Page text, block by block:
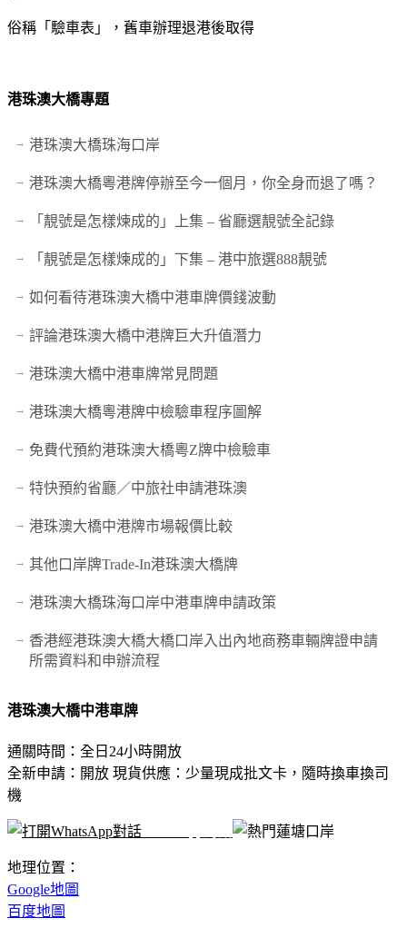
俗稱「驗車表」，舊車辦理退港後取得
港珠澳大橋專題
港珠澳大橋珠海口岸
港珠澳大橋粵港牌停辦至今一個月，你全身而退了嗎？
「靚號是怎樣煉成的」上集 – 省廳選靚號全記錄
「靚號是怎樣煉成的」下集 – 港中旅選888靚號
如何看待港珠澳大橋中港車牌價錢波動
評論港珠澳大橋中港牌巨大升值潛力
港珠澳大橋中港車牌常見問題
港珠澳大橋粵港牌中檢驗車程序圖解
免費代預約港珠澳大橋粵Z牌中檢驗車
特快預約省廳／中旅社申請港珠澳
港珠澳大橋中港牌市場報價比較
其他口岸牌Trade-In港珠澳大橋牌
港珠澳大橋珠海口岸中港車牌申請政策
香港經港珠澳大橋大橋口岸入出內地商務車輛牌證申請
所需資料和申辦流程
港珠澳大橋中港車牌
通關時間：全日24小時開放
全新申請：開放 現貨供應：少量現成批文卡，隨時換車換司
機
地理位置：
Google地圖
百度地圖